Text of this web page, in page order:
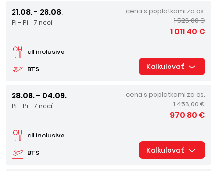
21.08. - 28.08.
Pi - Pi 7 nocí
BTS
all inclusive
cena s poplatkami za os.
1 528,00 €
1 011,40 €
Kalkulovať
28.08. - 04.09.
Pi - Pi 7 nocí
BTS
all inclusive
cena s poplatkami za os.
1 458,00 €
970,80 €
Kalkulovať